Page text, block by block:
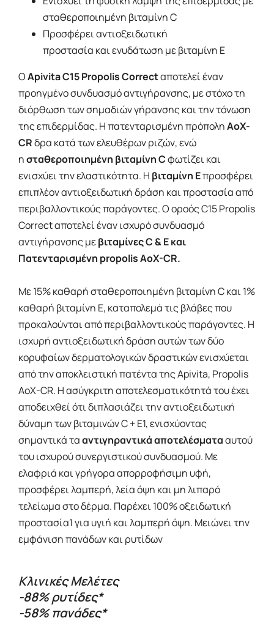
σταθεροποιημένη βιταμίνη C
Προσφέρει αντιοξειδωτική
προστασία και ενυδάτωση με βιταμίνη Ε
ΟApivita C15 Propolis Correctαποτελεί έναν
προηγμένο συνδυασμό αντιγήρανσης, με στόχο τη
διόρθωση των σημαδιών γήρανσης και την τόνωση
της επιδερμίδας. Η πατενταρισμένη πρόποληAoX-
CRδρα κατά των ελευθέρων ριζών, ενώ
ησταθεροποιημένη βιταμίνη Cφωτίζει και
ενισχύει την ελαστικότητα. Η βιταμίνη Επροσφέρει
επιπλέον αντιοξειδωτική δράση και προστασία από
περιβαλλοντικούς παράγοντες. O οροός C15 Propolis
Correct αποτελεί έναν ισχυρό συνδυασμό
αντιγήρανσης μεβιταμίνες C & E και
Πατενταρισμένη propolis AoX-CR.
Με 15% καθαρή σταθεροποιημένη βιταμίνη C και 1%
καθαρή βιταμίνη E, καταπολεμά τις βλάβες που
προκαλούνται από περιβαλλοντικούς παράγοντες. Η
ισχυρή αντιοξειδωτική δράση αυτών των δύο
κορυφαίων δερματολογικών δραστικών ενισχύεται
από την αποκλειστική πατέντα της Apivita, Propolis
AoX-CR. Η ασύγκριτη αποτελεσματικότητά του έχει
αποδειχθεί ότι διπλασιάζει την αντιοξειδωτική
δύναμη των βιταμινών C + E1, ενισχύοντας
σημαντικά τααντιγηραντικά αποτελέσματααυτού
του ισχυρού συνεργιστικού συνδυασμού. Με
ελαφριά και γρήγορα απορροφήσιμη υφή,
προσφέρει λαμπερή, λεία όψη και μη λιπαρό
τελείωμα στο δέρμα. Παρέχει 100% οξειδωτική
προστασία1 για υγιή και λαμπερή όψη. Μειώνει την
εμφάνιση πανάδων και ρυτίδων
Κλινικές Μελέτες
-88% ρυτίδες*
-58% πανάδες*